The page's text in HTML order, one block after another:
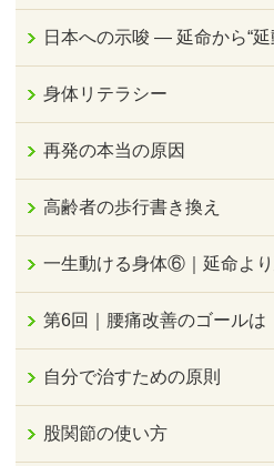
日本への示唆 ― 延命から“延
身体リテラシー
再発の本当の原因
高齢者の歩行書き換え
一生動ける身体⑥｜延命よ
第6回｜腰痛改善のゴールは
自分で治すための原則
股関節の使い方